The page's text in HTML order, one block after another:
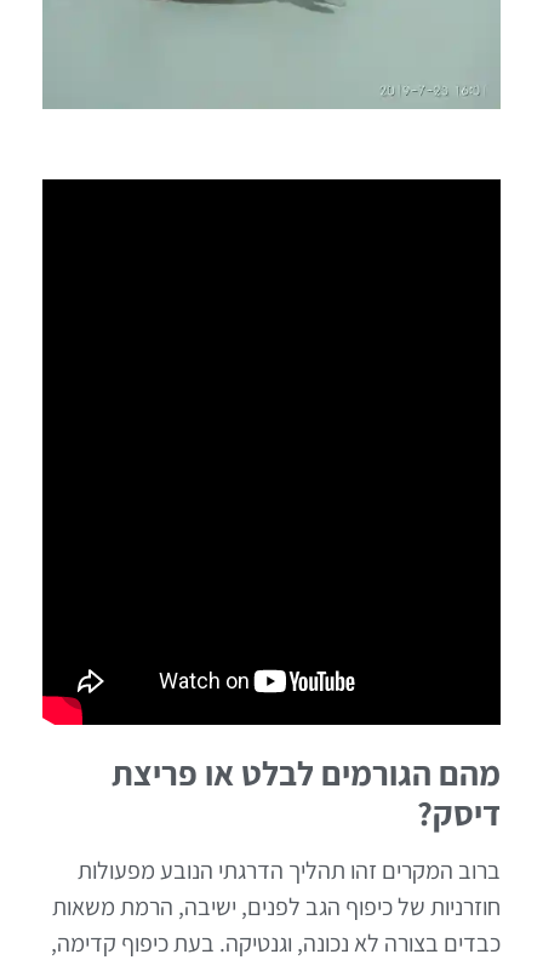
מהם הגורמים לבלט או פריצת
דיסק?
ברוב המקרים זהו תהליך הדרגתי הנובע מפעולות
חוזרניות של כיפוף הגב לפנים, ישיבה, הרמת משאות
כבדים בצורה לא נכונה, וגנטיקה. בעת כיפוף קדימה,